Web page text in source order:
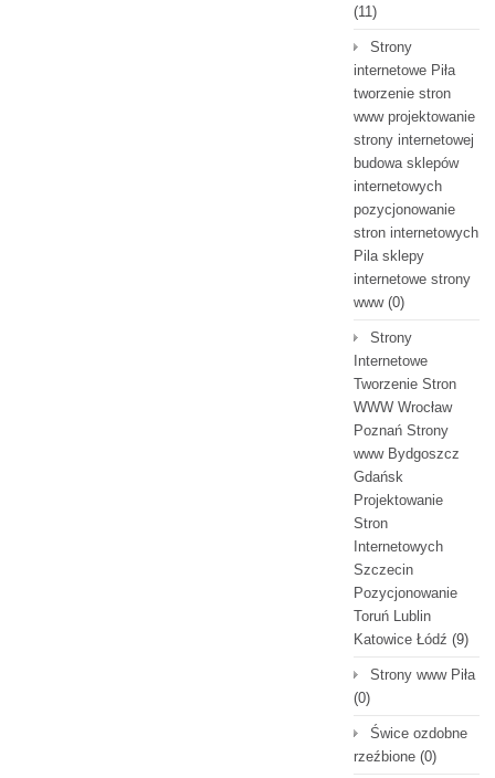
(11)
Strony
internetowe Piła
tworzenie stron
www projektowanie
strony internetowej
budowa sklepów
internetowych
pozycjonowanie
stron internetowych
Pila sklepy
internetowe strony
www(0)
Strony
Internetowe
Tworzenie Stron
WWW Wrocław
Poznań Strony
www Bydgoszcz
Gdańsk
Projektowanie
Stron
Internetowych
Szczecin
Pozycjonowanie
Toruń Lublin
Katowice Łódź (9)
Strony www Piła
(0)
Świce ozdobne
rzeźbione (0)